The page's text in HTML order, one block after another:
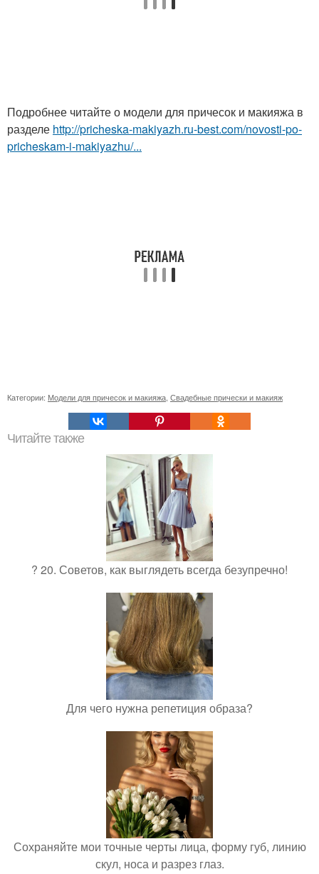
Подробнее читайте о модели для причесок и макияжа в
разделе http://pricheska-makiyazh.ru-best.com/novosti-po-
pricheskam-i-makiyazhu/...
Категории: Модели для причесок и макияжа Свадебные прически и макияж
Читайте также
? 20. Советов, как выглядеть всегда безупречно!
Для чего нужна репетиция образа?
Сохраняйте мои точные черты лица, форму губ, линию
скул, носа и разрез глаз.